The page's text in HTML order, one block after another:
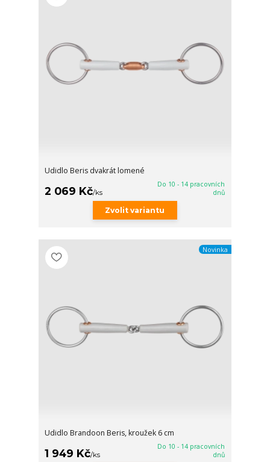
Udidlo Beris dvakrát lomené
2 069 Kč/ks
Do 10 - 14 pracovních
dnů
Zvolit variantu
Novinka
Udidlo Brandoon Beris, kroužek 6 cm
1 949 Kč/ks
Do 10 - 14 pracovních
dnů